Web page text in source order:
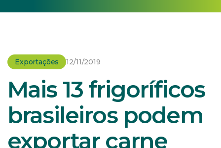
Exportações 12/11/2019
Mais 13 frigoríficos
brasileiros podem
exportar carne